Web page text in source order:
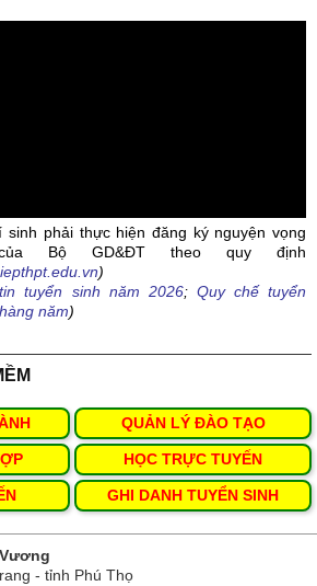
phải thực hiện đăng ký nguyện vọng
Bộ GD&ĐT theo quy định
)
tuyển sinh năm 2026; Quy chế tuyển
năm)
QUẢN LÝ ĐÀO TẠO
HỌC TRỰC TUYẾN
GHI DANH TUYỂN SINH
- tỉnh Phú Thọ